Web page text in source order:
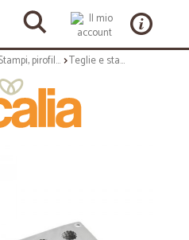
Stampi, pirofile, teglie Teglie e stampi: Gourmand stampo in silicone 35 impronte lamponi